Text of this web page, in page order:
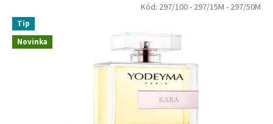
Novinka
Tip
Kód: 297/100- 297/15M - 297/50M